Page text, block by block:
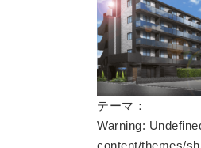
テーマ：
Warning:
content/themes/